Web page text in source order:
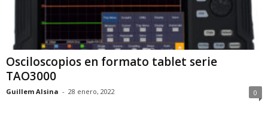
Osciloscopios en formato tablet serie
TAO3000
Guillem Alsina - 28 enero, 2022 0